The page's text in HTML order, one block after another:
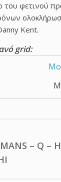
φετινού
Kent.
grid:
– Q –